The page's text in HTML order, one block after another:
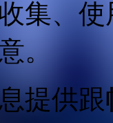
集、
。
提供